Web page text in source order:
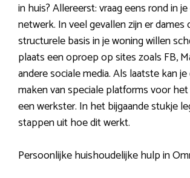
in huis? Allereerst: vraag eens rond in
netwerk. In veel gevallen zijn er dames
structurele basis in je woning willen
plaats een oproep op sites zoals FB,
andere sociale media. Als laatste kan
maken van speciale platforms voor
een werkster. In het bijgaande stukje
stappen uit hoe dit werkt.
Persoonlijke huishoudelijke hulp in